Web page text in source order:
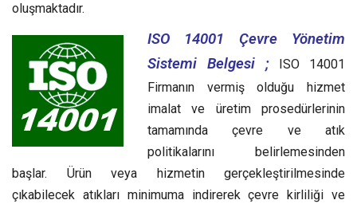
oluşmaktadır.
ISO 14001 Çevre Yönetim
Sistemi Belgesi ;
ISO 14001
Firmanın vermiş olduğu hizmet
imalat ve üretim prosedürlerinin
tamamında çevre ve atık
politikalarını belirlemesinden
başlar. Ürün veya hizmetin gerçekleştirilmesinde
çıkabilecek atıkları minimuma indirerek çevre kirliliği ve